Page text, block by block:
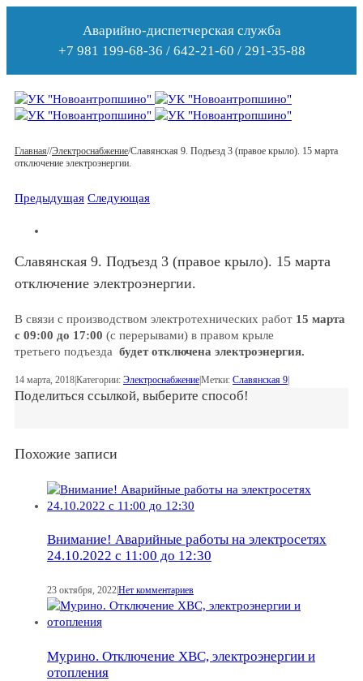
Аварийно-диспетчерская служба
+7 981 199-68-36 / 642-21-60 / 291-35-88
Главная//Электроснабжение/Славянская 9. Подъезд 3 (правое крыло). 15 марта
отключение электроэнергии.
Предыдущая Следующая
Славянская 9. Подъезд 3 (правое крыло). 15 марта
отключение электроэнергии.
В связи с производством электротехнических работ 15 марта
с 09:00 до 17:00 (с перерывами) в правом крыле
третьего подъезда будет отключена электроэнергия.
14 марта, 2018|Категории: Электроснабжение|Метки: Славянская 9|
Поделиться ссылкой, выберите способ!
Похожие записи
Внимание! Аварийные работы на электросетях
24.10.2022 с 11:00 до 12:30
23 октября, 2022Нет комментариев
Мурино. Отключение ХВС, электроэнергии и
отопления